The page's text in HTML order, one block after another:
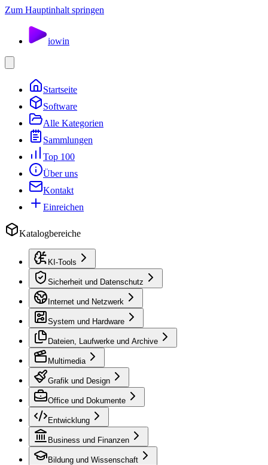
Zum Hauptinhalt springen
iowin
Startseite
Software
Alle Kategorien
Sammlungen
Top 100
Über uns
Kontakt
Einreichen
Katalogbereiche
KI-Tools
Sicherheit und Datenschutz
Internet und Netzwerk
System und Hardware
Dateien, Laufwerke und Archive
Multimedia
Grafik und Design
Office und Dokumente
Entwicklung
Business und Finanzen
Bildung und Wissenschaft